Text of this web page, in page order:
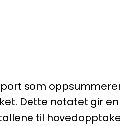
som
Dette notatet gir en
til